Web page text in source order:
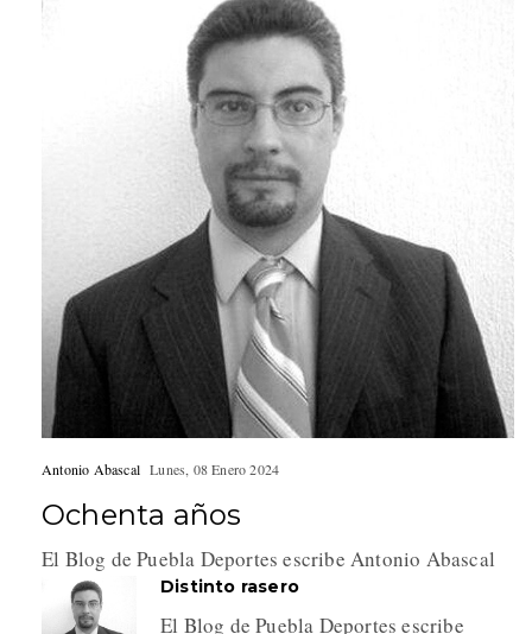
Antonio Abascal Lunes, 08 Enero 2024
Ochenta años
El Blog de Puebla Deportes escribe Antonio Abascal
Distinto rasero
El Blog de Puebla Deportes escribe